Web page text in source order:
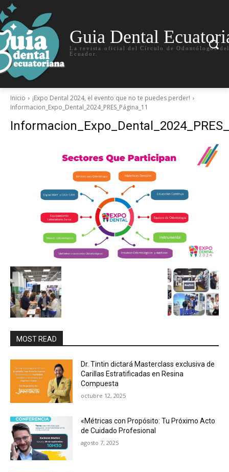
Guia Dental
La revista oficial del Círculo de Odontólogos
Ecuador.
Inicio
¡Expo Dental 2024, el evento que no te puedes perder!
Informacion_Expo_Dental_2024_PRES_Página_11
MOST READ
Dr. Tintin dictará Masterclass exclusiva de
Carillas Estratificadas en Resina
Compuesta
octubre 12, 2025
«Métricas con Propósito: Tu Próximo Acto
de Cuidado Profesional
agosto 7, 2025